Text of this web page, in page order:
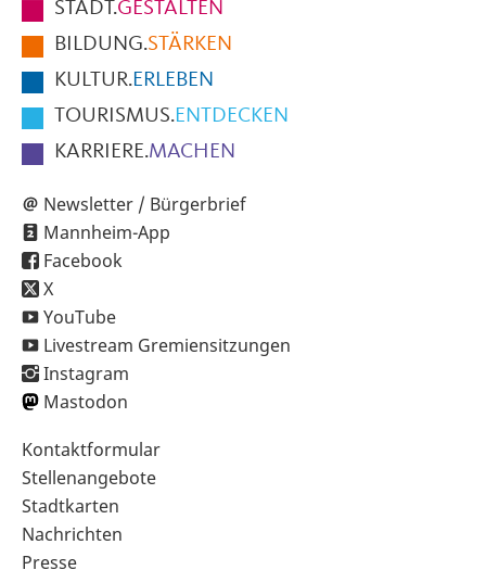
der
Seite
STADT.GESTALTEN
BILDUNG.STÄRKEN
KULTUR.ERLEBEN
TOURISMUS.ENTDECKEN
KARRIERE.MACHEN
Newsletter / Bürgerbrief
Mannheim-App
Facebook
X
YouTube
Livestream Gremiensitzungen
Instagram
Mastodon
Sekundärnavigation
im
Fußbereich
Kontaktformular
Stellenangebote
Stadtkarten
Nachrichten
Presse